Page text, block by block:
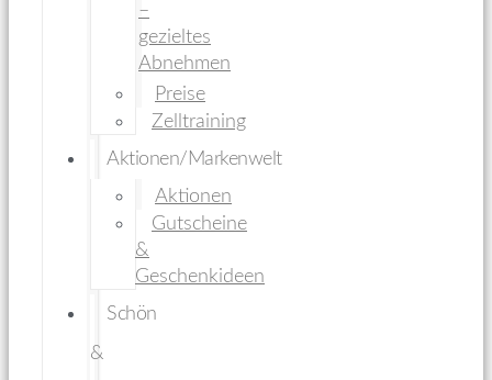
–
gezieltes
Abnehmen
Preise
Zelltraining
Aktionen/Markenwelt
Aktionen
Gutscheine
&
Geschenkideen
Schön
&